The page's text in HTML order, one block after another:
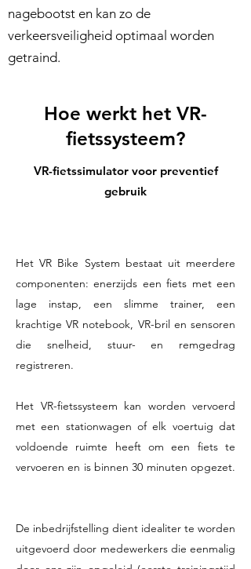
nagebootst en kan zo de
verkeersveiligheid optimaal worden
getraind.
Hoe werkt het VR-
fietssysteem?
VR-fietssimulator voor preventief
gebruik
Het VR Bike System bestaat uit meerdere
componenten: enerzijds een fiets met een
lage instap, een slimme trainer, een
krachtige VR notebook, VR-bril en sensoren
die snelheid, stuur- en remgedrag
registreren.
Het VR-fietssysteem kan worden vervoerd
met een stationwagen of elk voertuig dat
voldoende ruimte heeft om een fiets te
vervoeren en is binnen 30 minuten opgezet.
De inbedrijfstelling dient idealiter te worden
uitgevoerd door medewerkers die eenmalig